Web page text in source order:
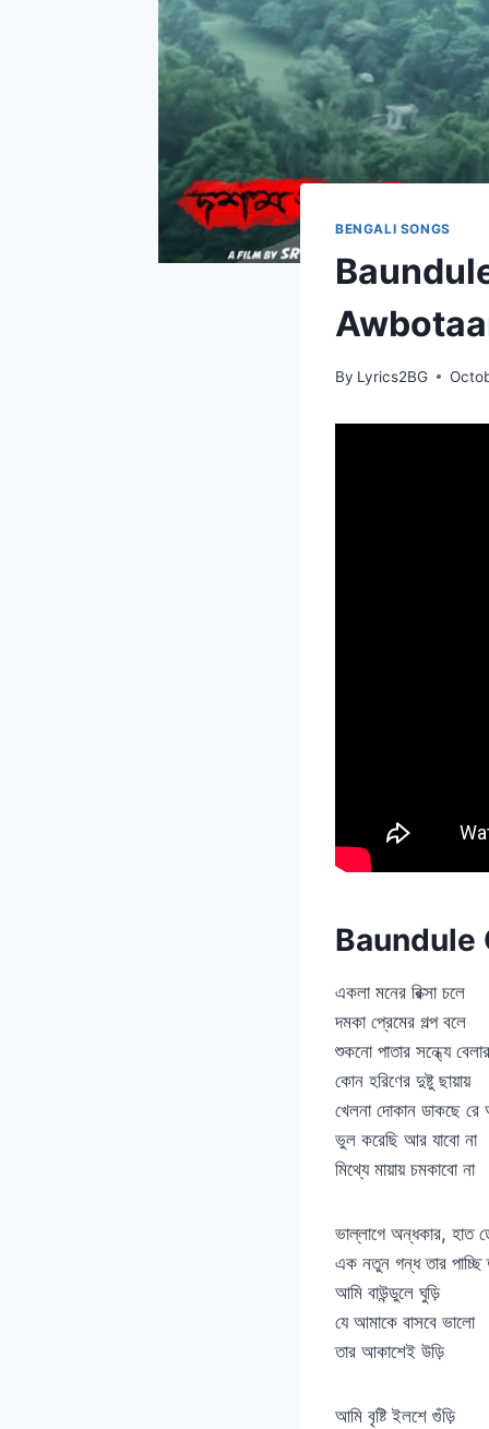
BENGALI SONGS
By Lyrics2BG
Baundule
একলা মনের রিক্সা চলে
দমকা প্রেমের গল্প বলে
শুকনো পাতার সন্ধ্যে
কোন হরিণের দুষ্টু ছায়ায়
খেলনা দোকান ডাকছে
ভুল করেছি আর যাবো না
মিথ্যে মায়ায় চমকাবো না
ভাল্লাগে অন্ধকার, হাত
এক নতুন গন্ধ তার পাচ্ছি
আমি বাউন্ডুলে ঘুড়ি
যে আমাকে বাসবে ভালো
তার আকাশেই উড়ি
আমি বৃষ্টি ইলশে গুঁড়ি